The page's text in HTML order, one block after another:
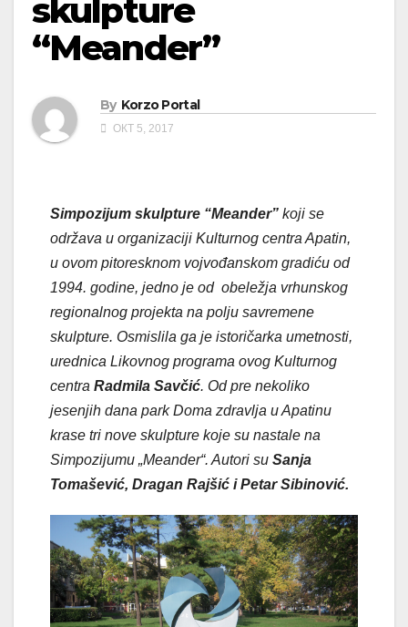
skulpture
“Meander”
By Korzo Portal
ОКТ 5, 2017
Simpozijum skulpture “Meander” koji se
održava u organizaciji Kulturnog centra Apatin,
u ovom pitoresknom vojvođanskom gradiću od
1994. godine, jedno je od obeležja vrhunskog
regionalnog projekta na polju savremene
skulpture. Osmislila ga je istoričarka umetnosti,
urednica Likovnog programa ovog Kulturnog
centra Radmila Savčić. Od pre nekoliko
jesenjih dana park Doma zdravlja u Apatinu
krase tri nove skulpture koje su nastale na
Simpozijumu „Meander“. Autori su Sanja
Tomašević, Dragan Rajšić i Petar Sibinović.